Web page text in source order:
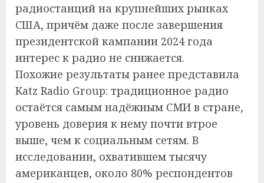
радиостанций на крупнейших рынках
США, причём даже после завершения
президентской кампании 2024 года
интерес к радио не снижается.
Похожие результаты ранее представила
Katz Radio Group: традиционное радио
остаётся самым надёжным СМИ в стране,
уровень доверия к нему почти втрое
выше, чем к социальным сетям. В
исследовании, охватившем тысячу
американцев, около 80% респондентов